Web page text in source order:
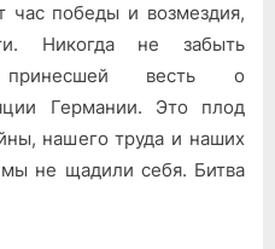
Свершилось!
час победы и возмездия,
Никогда не забыть
весть о
Германии. Это плод
нашего труда и наших
не щадили себя. Битва